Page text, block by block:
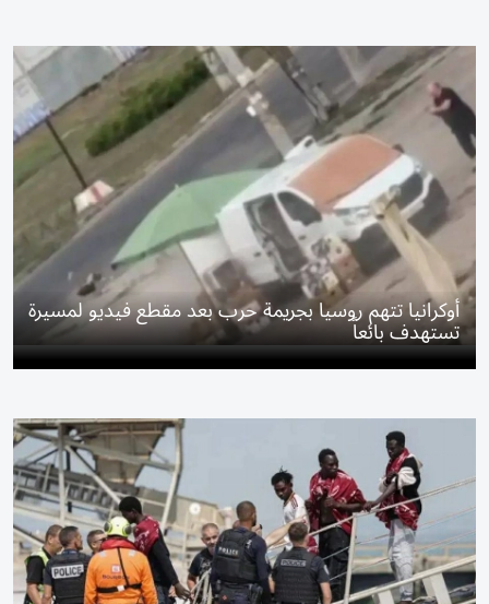
أوكرانيا تتهم روسيا بجريمة حرب بعد مقطع فيديو لمسيرة
تستهدف بائعاً